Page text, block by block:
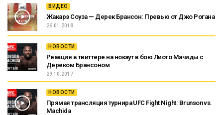
ВИДЕО
Жакарэ Соуза — Дерек Брансон: Превью от Джо Рогана
26.01.2018
НОВОСТИ
Реакция в твиттере на нокаут в бою Лиото Мачиды с
Дереком Брансоном
29.10.2017
НОВОСТИ
Прямая трансляция турнира UFC Fight Night: Brunson vs.
Machida